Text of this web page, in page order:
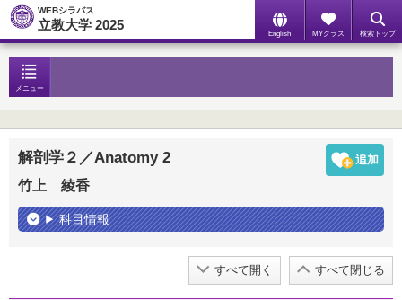
WEBシラバス
立教大学 2025
English MYクラス 検索トップ
メニュー
解剖学２／Anatomy 2
竹上 綾香
科目情報
すべて開く すべて閉じる